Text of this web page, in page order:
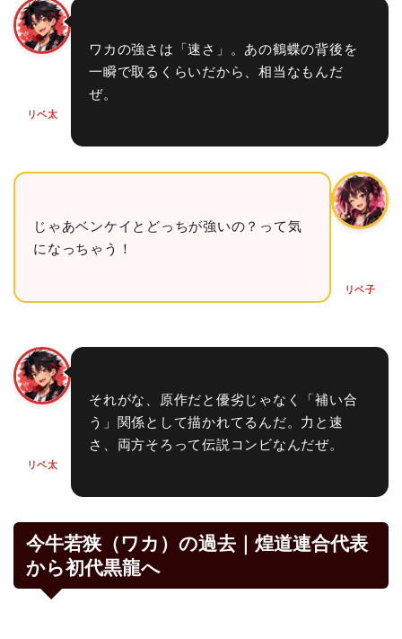
リベ太
ワカの強さは「速さ」。あの鶴蝶の背後を
一瞬で取るくらいだから、相当なもんだ
ぜ。
リベ子
じゃあベンケイとどっちが強いの？って気
になっちゃう！
リベ太
それがな、原作だと優劣じゃなく「補い合
う」関係として描かれてるんだ。力と速
さ、両方そろって伝説コンビなんだぜ。
今牛若狭（ワカ）の過去｜煌道連合代表
から初代黒龍へ